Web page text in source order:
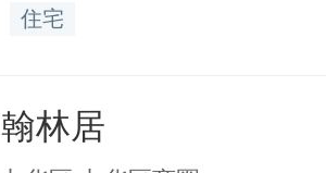
住宅
翰林居